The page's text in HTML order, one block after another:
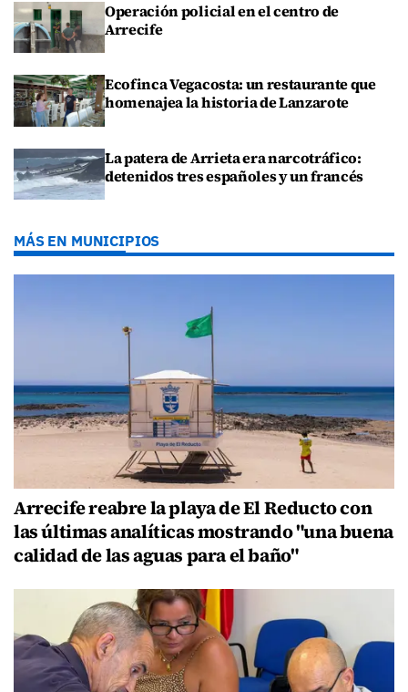
Operación policial en el centro de
Arrecife
Ecofinca Vegacosta: un restaurante que
homenajea la historia de Lanzarote
La patera de Arrieta era narcotráfico:
detenidos tres españoles y un francés
MÁS EN MUNICIPIOS
Arrecife reabre la playa de El Reducto con
las últimas analíticas mostrando "una buena
calidad de las aguas para el baño"